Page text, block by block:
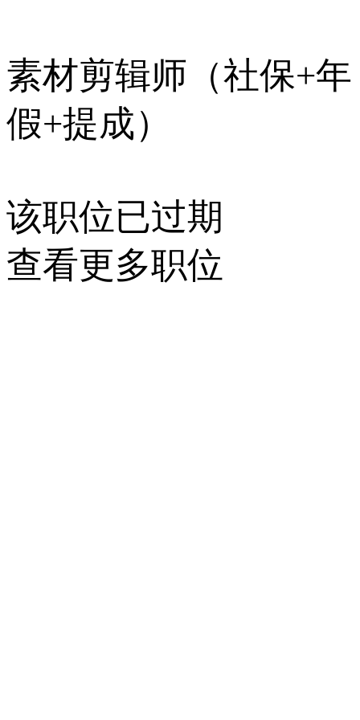
素材剪辑师（社保+年
假+提成）
该职位已过期
查看更多职位